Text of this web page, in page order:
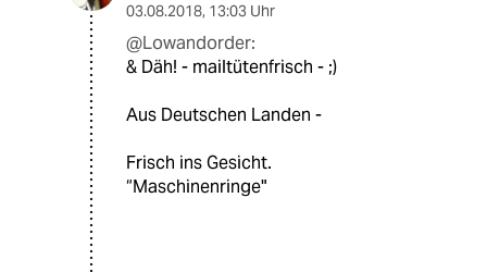
03.08.2018, 13:03 Uhr
@Lowandorder:
& Däh! - mailtütenfrisch - ;)
Aus Deutschen Landen -
Frisch ins Gesicht.
“Maschinenringe"